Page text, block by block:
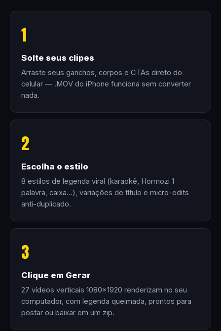
1
Solte seus clipes
Arraste seus ganchos, corpos e CTAs direto do
celular — .MOV do iPhone funciona sem converter
nada.
2
Escolha o estilo
8 estilos de legenda viral (karaokê, Hormozi 1
palavra, caixa…), variações de título e micro-edits
anti-duplicado.
3
Clique em Gerar
27 vídeos verticais 1080×1920 renderizam no seu
computador, com legenda queimada, prontos para
postar ou baixar em um zip.